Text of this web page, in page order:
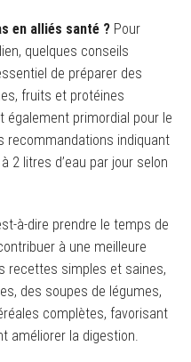
en alliés santé ? Pour
quelques conseils
de préparer des
fruits et protéines
également primordial pour le
recommandations indiquant
2 litres d’eau par jour selon
à-dire prendre le temps de
à une meilleure
recettes simples et saines,
des soupes de légumes,
complètes, favorisant
améliorer la digestion.